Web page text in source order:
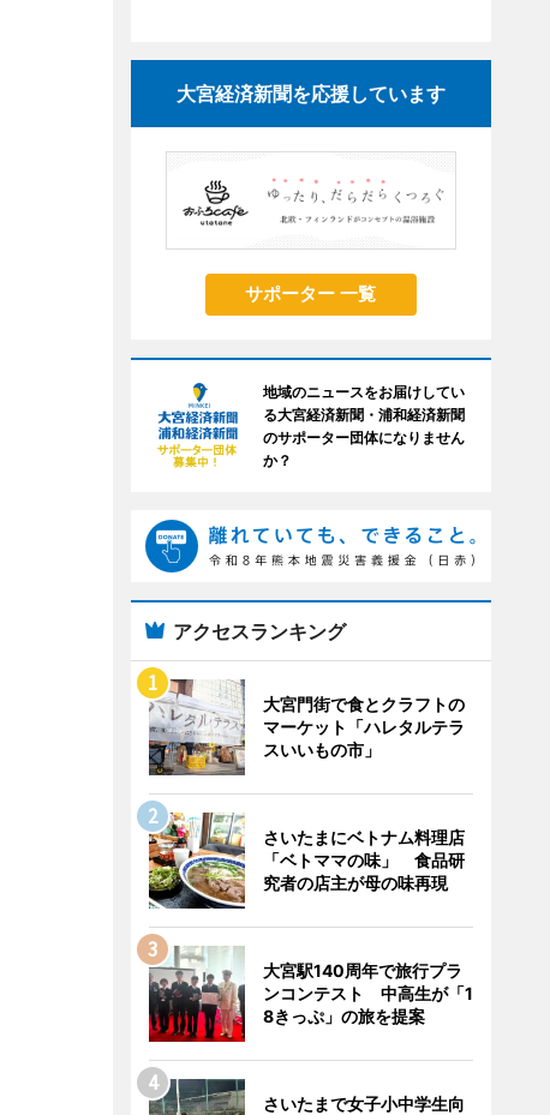
大宮経済新聞を応援しています
サポーター 一覧
地域のニュースをお届けしてい
る大宮経済新聞・浦和経済新聞
のサポーター団体になりません
か？
アクセスランキング
大宮門街で食とクラフトの
マーケット「ハレタルテラ
スいいもの市」
さいたまにベトナム料理店
「ベトママの味」 食品研
究者の店主が母の味再現
大宮駅140周年で旅行プラ
ンコンテスト 中高生が「1
8きっぷ」の旅を提案
さいたまで女子小中学生向